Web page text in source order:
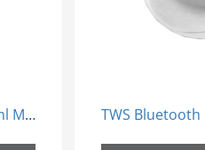
Kopfhörer Kommunikation Edelstahl Mim Spritzguss Teile